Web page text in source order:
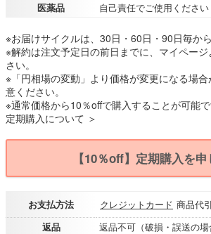
医薬品
自己責任でご使用ください
※お届けサイクルは、30日・60日・90日毎か
※解約は注文予定日の前日までに、マイペー
さい。
※「円相場の変動」より価格が変更になる場
意ください。
※通常価格から10％offで購入することが可能で
定期購入について ＞
【10％off】定期購入を
お支払方法 クレジットカード 商品代
返品
返品不可（破損・誤送の場